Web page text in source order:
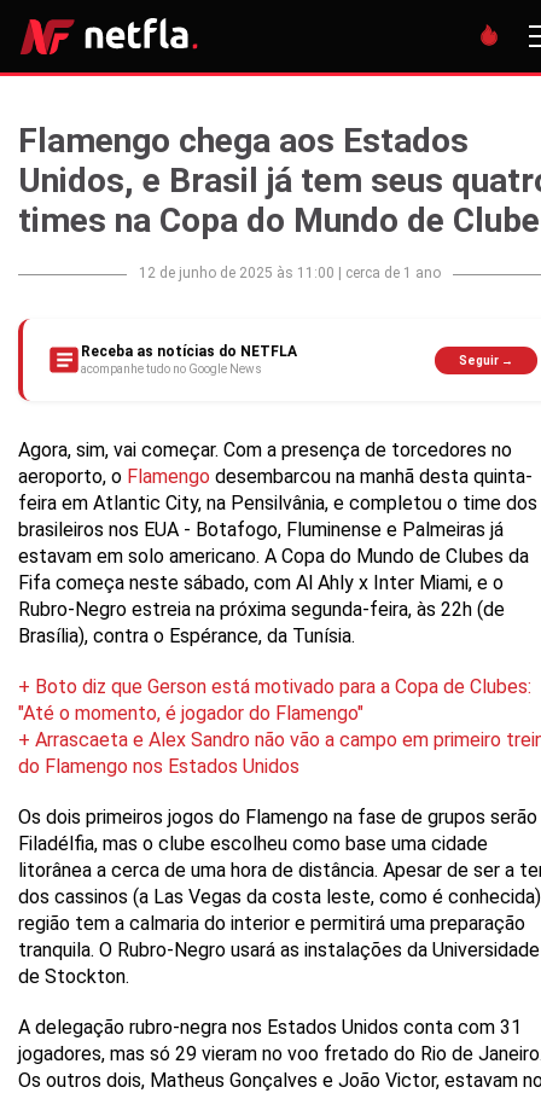
Flamengo chega aos Estados
Unidos, e Brasil já tem seus
times na Copa do Mundo de
12 de junho de 2025 às 11:00 cerca de 1 ano
Receba as notícias do NETFLA
acompanhe tudo no Google News
Seguir →
Agora, sim, vai começar. Com a presença de torcedores no
aeroporto, o Flamengo desembarcou na manhã desta quinta-
feira em Atlantic City, na Pensilvânia, e completou o time dos
brasileiros nos EUA - Botafogo, Fluminense e Palmeiras já
estavam em solo americano. A Copa do Mundo de Clubes da
Fifa começa neste sábado, com Al Ahly x Inter Miami, e o
Rubro-Negro estreia na próxima segunda-feira, às 22h (de
Brasília), contra o Espérance, da Tunísia.
+ Boto diz que Gerson está motivado para a Copa de Clubes:
"Até o momento, é jogador do Flamengo"
+ Arrascaeta e Alex Sandro não vão a campo em primeiro
do Flamengo nos Estados Unidos
Os dois primeiros jogos do Flamengo na fase de grupos serão
Filadélfia, mas o clube escolheu como base uma cidade
litorânea a cerca de uma hora de distância. Apesar de ser a
dos cassinos (a Las Vegas da costa leste, como é
região tem a calmaria do interior e permitirá uma preparação
tranquila. O Rubro-Negro usará as instalações da Universidade
de Stockton.
A delegação rubro-negra nos Estados Unidos conta com 31
jogadores, mas só 29 vieram no voo fretado do Rio de
Os outros dois, Matheus Gonçalves e João Victor, estavam